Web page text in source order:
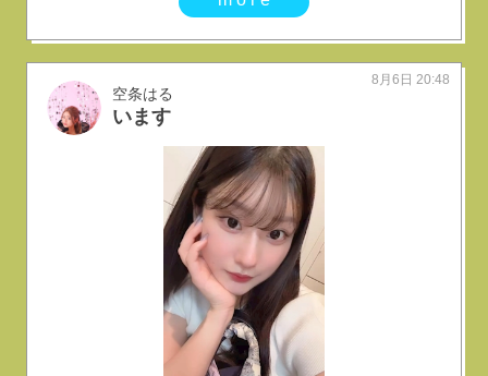
空条はる
います
8月6日 20:48